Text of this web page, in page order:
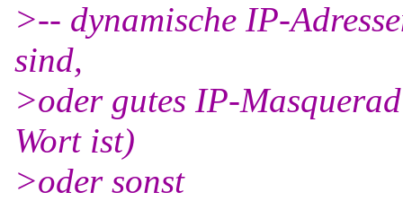
>-- dynamische IP-
sind,
>oder gutes IP-
Wort ist)
>oder sonst